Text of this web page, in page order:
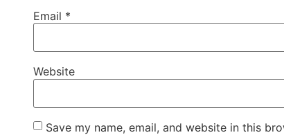
Email *
Website
Save my name, email, and website in this